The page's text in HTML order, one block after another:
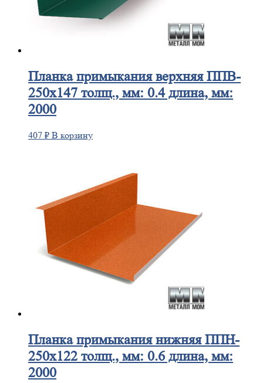
Планкапримыкания верхняя ППВ-
250х147 толщ., мм: 0.4 длина, мм:
2000
407 ₽ В корзину
Планкапримыкания нижняя ППН-
250х122 толщ., мм: 0.6 длина, мм:
2000